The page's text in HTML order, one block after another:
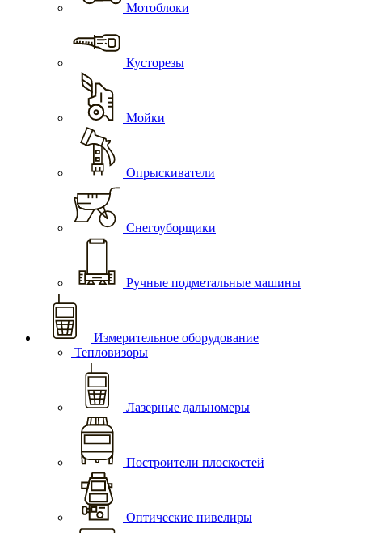
Мотоблоки
Кусторезы
Мойки
Опрыскиватели
Снегоуборщики
Ручные подметальные машины
Измерительное оборудование
Тепловизоры
Лазерные дальномеры
Построители плоскостей
Оптические нивелиры